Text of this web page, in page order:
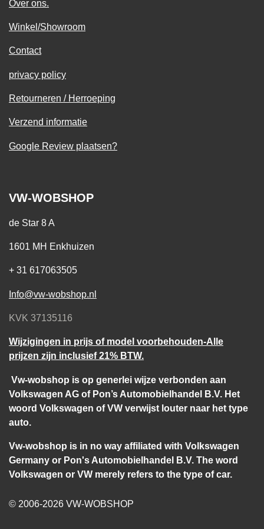
Over ons.
Winkel/Showroom
Contact
privacy policy
Retourneren / Herroeping
Verzend informatie
Google Review plaatsen?
VW-WOBSHOP
de Star 8 A
1601 MH Enkhuizen
+ 31 617063505
Info@vw-wobshop.nl
KVK 37135116
Wijzigingen in prijs of model voorbehouden-Alle
prijzen zijn inclusief 21% BTW.
Vw-wobshop is op generlei wijze verbonden aan
Volkswagen AG of Pon’s Automobielhandel B.V. Het
woord Volkswagen of VW verwijst louter naar het type
auto.
Vw-wobshop is in no way affiliated with Volkswagen
Germany or Pon's Automobielhandel B.V. The word
Volkswagen or VW merely refers to the type of car.
© 2006-2026 VW-WOBSHOP